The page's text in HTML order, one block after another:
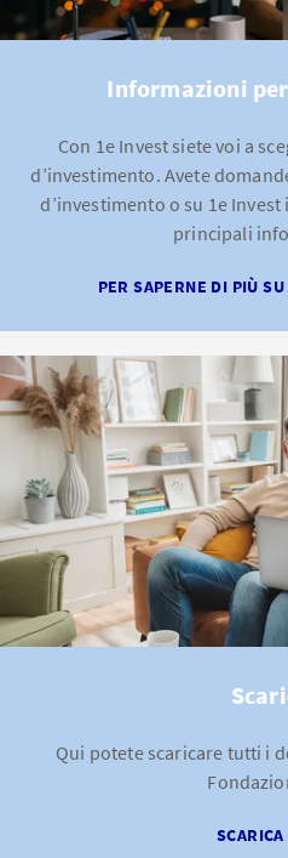
Informazioni
Con 1e Invest siete voi a
d’investimento. Avete
d’investimento o su 1e
principali
PER SAPERNE DI PIÙ
Qui potete scaricare tutti i
SCARICA